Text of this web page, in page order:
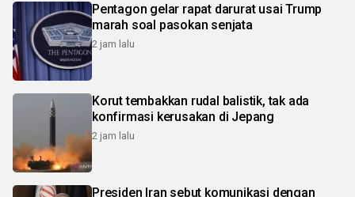
Pentagon gelar rapat darurat usai Trump
marah soal pasokan senjata
2 jam lalu
Korut tembakkan rudal balistik, tak ada
konfirmasi kerusakan di Jepang
2 jam lalu
Presiden Iran sebut komunikasi dengan